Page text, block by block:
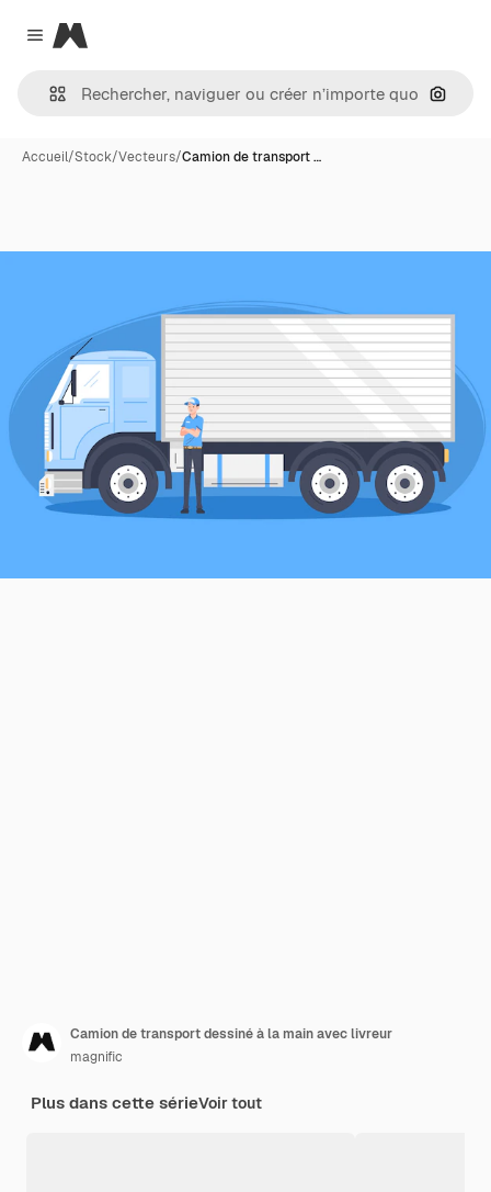
Close menu
Magnific
Accueil/Stock/Vecteurs/Camion de transport …
Camion de transport dessiné à la main avec livreur
magnific
Plus dans cette sérieVoir tout